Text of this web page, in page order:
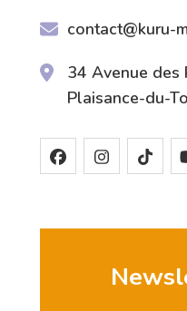
contact@kuru-
34 Avenue des
Plaisance-du-